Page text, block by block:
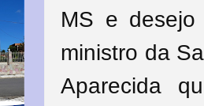
MS e
ministro da
Aparecida